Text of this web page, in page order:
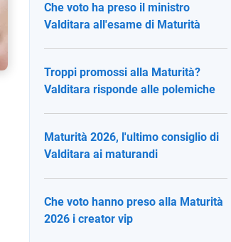
Che voto ha preso il ministro
Valditara all'esame di Maturità
Troppi promossi alla Maturità?
Valditara risponde alle polemiche
Maturità 2026, l'ultimo consiglio di
Valditara ai maturandi
Che voto hanno preso alla Maturità
2026 i creator vip